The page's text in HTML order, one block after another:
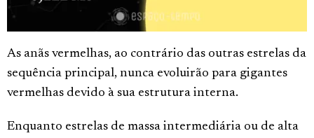
As anãs vermelhas, ao contrário das outras estrelas da
sequência principal, nunca evoluirão para gigantes
vermelhas devido à sua estrutura interna.
Enquanto estrelas de massa intermediária ou de alta